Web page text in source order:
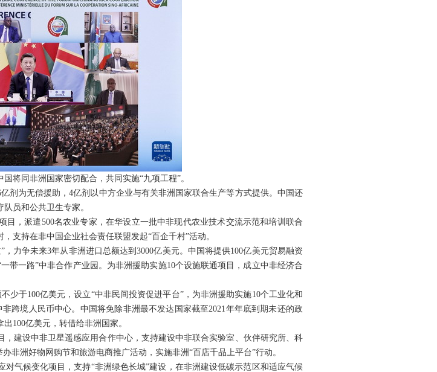
将同非洲国家密切配合，共同实施“九项工程”。
剂为无偿援助，4亿剂以中方企业与有关非洲国家联合生产等方式提供。中国还
员和公共卫生专家。
，派遣500名农业专家，在华设立一批中非现代农业技术交流示范和培训联合
支持在非中国企业社会责任联盟发起“百企千村”活动。
力争未来3年从非洲进口总额达到3000亿美元。中国将提供100亿美元贸易融资
带一路”中非合作产业园。为非洲援助实施10个设施联通项目，成立中非经济合
少于100亿美元，设立“中非民间投资促进平台”，为非洲援助实施10个工业化和
跨境人民币中心。中国将免除非洲最不发达国家截至2021年年底到期未还的政
100亿美元，转借给非洲国家。
建设中非卫星遥感应用合作中心，支持建设中非联合实验室、伙伴研究所、科
非洲好物网购节和旅游电商推广活动，实施非洲“百店千品上平台”行动。
气候变化项目，支持“非洲绿色长城”建设，在非洲建设低碳示范区和适应气候